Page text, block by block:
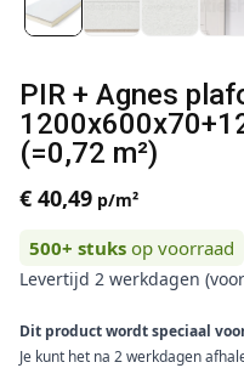
PIR + Agnes
(=0,72 m²)
€ 40,49 p/m²
500+ stuks op voorraad
Levertijd 2 werkdagen
Dit product wordt speciaal
Je kunt het na 2 werkdagen